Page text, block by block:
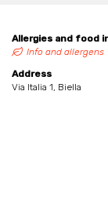
Allergies and food
Info and allergens
Address
Via Italia 1, Biella